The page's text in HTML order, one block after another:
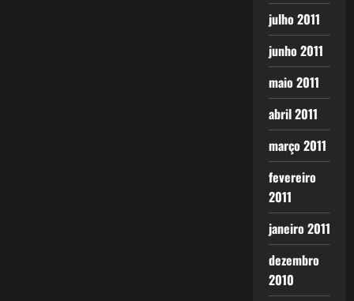
julho 2011
junho 2011
maio 2011
abril 2011
março 2011
fevereiro
2011
janeiro 2011
dezembro
2010